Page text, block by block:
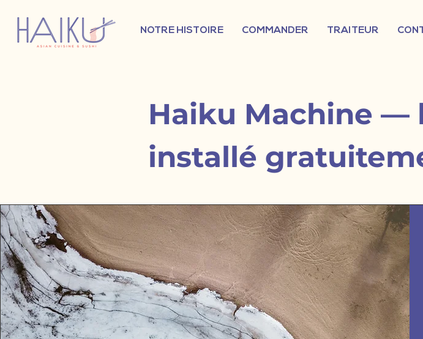
NOTRE HISTOIRE COMMANDER TRAITEUR
Haiku Machine —
installé